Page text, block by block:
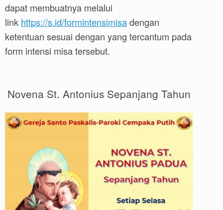
dapat membuatnya melalui
link https://s.id/formintensimisadengan
ketentuan sesuai dengan yang tercantum pada
form intensi misa tersebut.
Novena St. Antonius Sepanjang Tahun